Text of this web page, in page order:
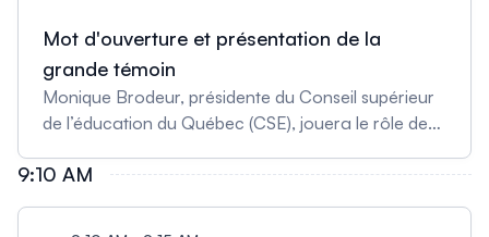
Mot d'ouverture et présentation de la
grande témoin
Monique Brodeur, présidente du Conseil supérieur
de l’éducation du Québec (CSE), jouera le rôle de
en éducation. Elle conclura notre événement en
partageant ses observations et ses réflexions sur
9:10 AM